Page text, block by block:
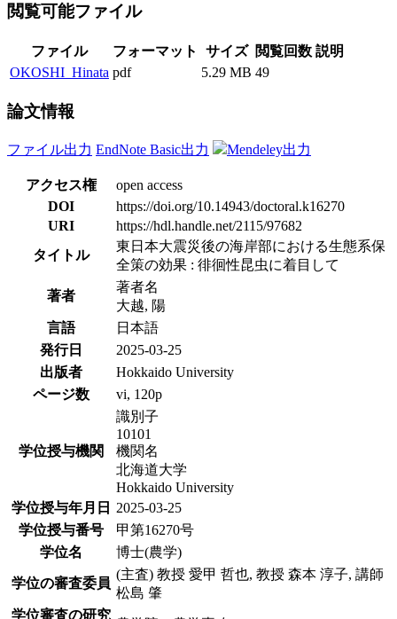
閲覧可能ファイル
ファイル フォーマット サイズ 閲覧回数 説明
OKOSHI_Hinata pdf 5.29 MB 49
論文情報
ファイル出力 EndNote Basic出力 Mendeley出力
アクセス権
open access
DOI
https://doi.org/10.14943/doctoral.k16270
URI
https://hdl.handle.net/2115/97682
タイトル
東日本大震災後の海岸部における生態系保
全策の効果 : 徘徊性昆虫に着目して
著者
著者名
大越, 陽
言語
日本語
発行日
2025-03-25
出版者
Hokkaido University
ページ数
vi, 120p
学位授与機関
識別子
10101
機関名
北海道大学
Hokkaido University
学位授与年月日
2025-03-25
学位授与番号
甲第16270号
学位名
博士(農学)
学位の審査委員
(主査) 教授 愛甲 哲也, 教授 森本 淳子, 講師
松島 肇
学位審査の研究